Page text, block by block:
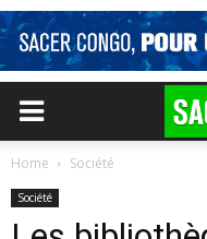
Home Société
Société